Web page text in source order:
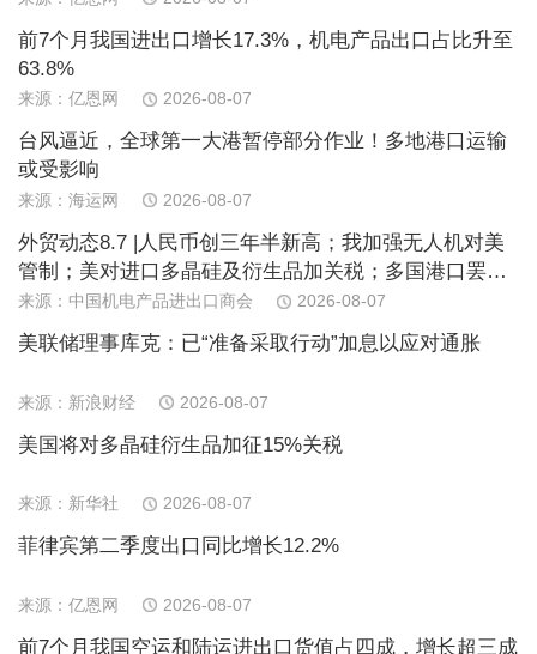
前7个月我国进出口增长17.3%，机电产品出口占比升至
63.8%
来源：亿恩网 2026-08-07
台风逼近，全球第一大港暂停部分作业！多地港口运输
或受影响
来源：海运网 2026-08-07
外贸动态8.7 |人民币创三年半新高；我加强无人机对美
管制；美对进口多晶硅及衍生品加关税；多国港口罢
工；日消费连续下滑；欧PPI近期首跌
来源：中国机电产品进出口商会 2026-08-07
美联储理事库克：已“准备采取行动”加息以应对通胀
来源：新浪财经 2026-08-07
美国将对多晶硅衍生品加征15%关税
来源：新华社 2026-08-07
菲律宾第二季度出口同比增长12.2%
来源：亿恩网 2026-08-07
前7个月我国空运和陆运进出口货值占四成，增长超三成